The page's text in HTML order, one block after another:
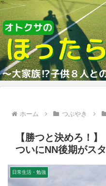
ホーム つぶやき
【勝つと決めろ！】
ついにNN後期がス
日常生活・勉強